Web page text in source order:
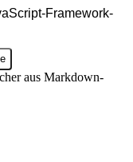
Framework-